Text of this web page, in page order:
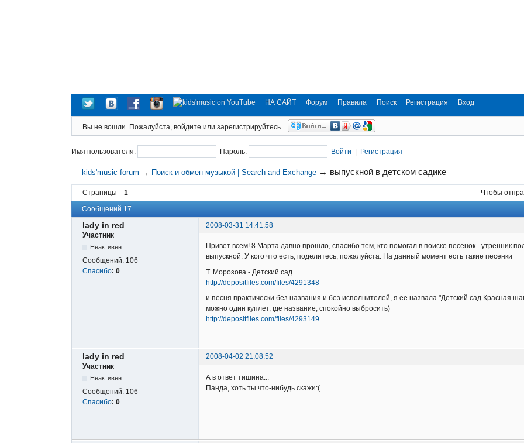
НА САЙТ Форум Правила Поиск Регистрация Вход
Вы не вошли. Пожалуйста, войдите или зарегистрируйтесь.
Имя пользователя: Пароль: Войти | Регистрация
kids'music forum → Поиск и обмен музыкой | Search and Exchange → выпускной в детском садике
Страницы 1
Чтобы
Сообщений 17
lady in red
2008-03-31 14:41:58
Участник
Неактивен
Сообщений: 106
Спасибо: 0
Привет всем! 8 Марта давно прошло, спасибо тем, кто помогал в поиске песенок - утренник
выпускной. У кого что есть, поделитесь, пожалуйста. На данный момент есть такие песенки
Т. Морозова - Детский сад
http://depositfiles.com/files/4291348
и песня практически без названия и без исполнителей, я ее назвала "Детский сад Красная
можно один куплет, где название, спокойно выбросить)
http://depositfiles.com/files/4293149
lady in red
2008-04-02 21:08:52
Участник
Неактивен
Сообщений: 106
Спасибо: 0
А в ответ тишина...
Панда, хоть ты что-нибудь скажи:(